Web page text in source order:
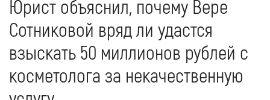
Юрист объяснил, почему Вере
Сотниковой вряд ли удастся
взыскать 50 миллионов рублей с
косметолога за некачественную